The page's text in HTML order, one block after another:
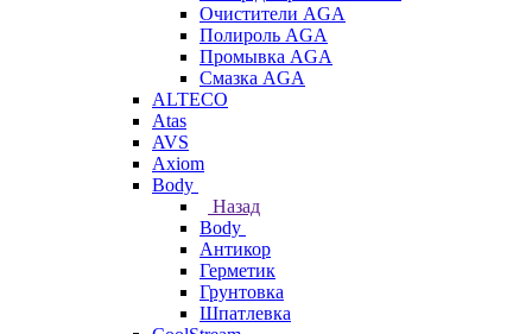
Очистители AGA
Полироль AGA
Промывка AGA
Смазка AGA
ALTECO
Atas
AVS
Axiom
Body
Назад
Body
Антикор
Герметик
Грунтовка
Шпатлевка